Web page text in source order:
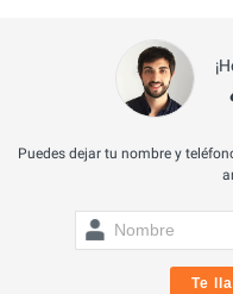
Puedes dejar tu nombre y
Te